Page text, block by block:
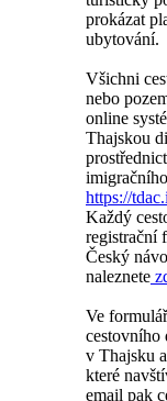
prokázat
ubytování.
Všichni
nebo
online
Thajskou
https://
Každý
registrační
Český
naleznete
Ve
cestovního
v Thajsku
které
email pak